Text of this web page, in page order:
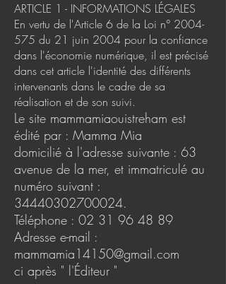
ARTICLE 1 - INFORMATIONS LÉGALES
En vertu de l'Article 6 de la Loi n° 2004-
575 du 21 juin 2004 pour la confiance
dans l'économie numérique, il est précisé
dans cet article l'identité des différents
intervenants dans le cadre de sa
réalisation et de son suivi.
Le site mammamiaouistreham est
édité par : Mamma Mia
domicilié à l'adresse suivante : 63
avenue de la mer, et immatriculé au
numéro suivant :
34440302700024.
Téléphone : 02 31 96 48 89
Adresse e-mail :
mammamia14150@gmail.com
ci après " l'Éditeur "